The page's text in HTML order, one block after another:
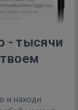
- тысячи
и находи